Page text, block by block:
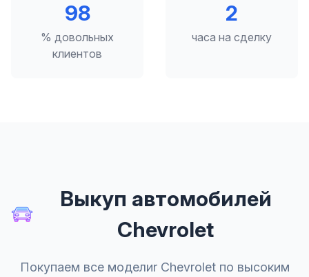
98
% довольных
клиентов
2
часа на сделку
Выкуп автомобилей
Chevrolet
Покупаем все моделиr Chevrolet по высоким